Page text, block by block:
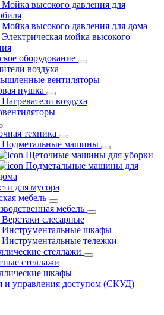
Мойка высокого давления для
Мойка высокого давления для дома
Электрическая мойка высокого
оборудование
воздуха
вентиляторы
пушка
Нагреватели воздуха
техника
Подметальные машины
Щеточные машины для уборки
Подметальные машины для
для мусора
мебель
мебель
Верстаки слесарные
Инструментальные шкафы
Инструментальные тележки
стеллажи
стеллажи
шкафы
и управления доступом (СКУД)